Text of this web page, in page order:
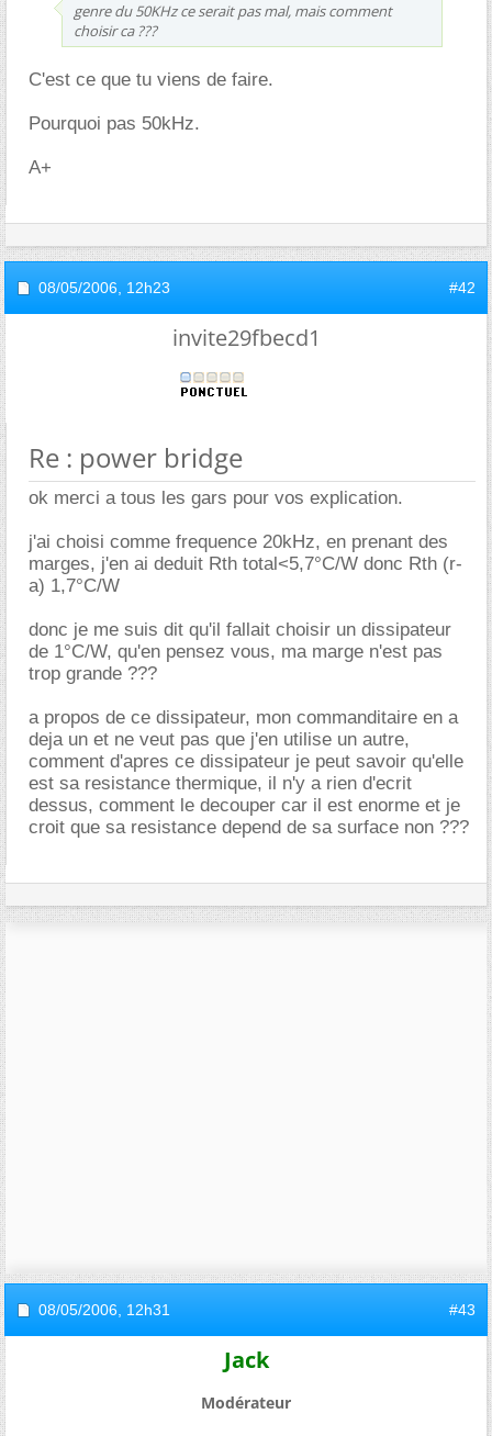
genre du 50KHz ce serait pas mal, mais comment
choisir ca ???
C'est ce que tu viens de faire.
Pourquoi pas 50kHz.
A+
08/05/2006, 12h23 #42
invite29fbecd1
Re : power bridge
ok merci a tous les gars pour vos explication.
j'ai choisi comme frequence 20kHz, en prenant des
marges, j'en ai deduit Rth total<5,7°C/W donc Rth (r-
a) 1,7°C/W
donc je me suis dit qu'il fallait choisir un dissipateur
de 1°C/W, qu'en pensez vous, ma marge n'est pas
trop grande ???
a propos de ce dissipateur, mon commanditaire en a
deja un et ne veut pas que j'en utilise un autre,
comment d'apres ce dissipateur je peut savoir qu'elle
est sa resistance thermique, il n'y a rien d'ecrit
dessus, comment le decouper car il est enorme et je
croit que sa resistance depend de sa surface non ???
08/05/2006, 12h31 #43
Jack
Modérateur